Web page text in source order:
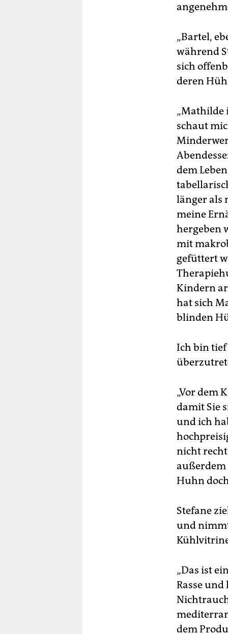
„Bartel,
während
sich
deren
„Mathilde
schaut
dem
länger als
meine
hergeben
mit
gefüttert
Kindern
hat sich
blinden
Ich bin tief
„Vor dem
damit Sie
und ich
nicht
außerdem
Huhn
Stefane
und
„Das ist
Rasse
dem